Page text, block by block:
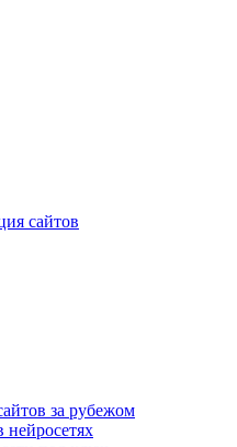
сайтов
за рубежом